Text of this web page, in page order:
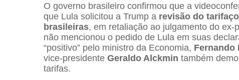
O governo brasileiro confirmou que a
que Lula solicitou a Trump a revisão do
brasileiras, em retaliação ao julgamento do
não mencionou o pedido de Lula em suas
“positivo” pelo ministro da Economia, Fernando
vice-presidente Geraldo Alckmin também
tarifas.